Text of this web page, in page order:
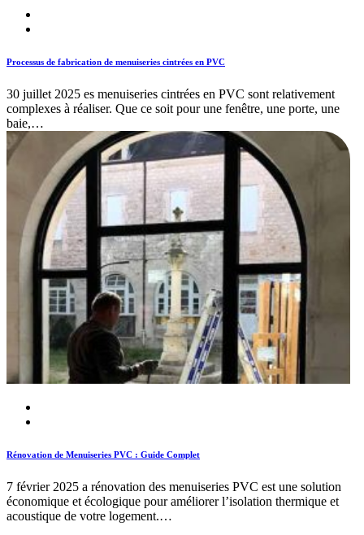
Processus de fabrication de menuiseries cintrées en PVC
30 juillet 2025 es menuiseries cintrées en PVC sont relativement
complexes à réaliser. Que ce soit pour une fenêtre, une porte, une
baie,…
Rénovation de Menuiseries PVC : Guide Complet
7 février 2025 a rénovation des menuiseries PVC est une solution
économique et écologique pour améliorer l’isolation thermique et
acoustique de votre logement.…